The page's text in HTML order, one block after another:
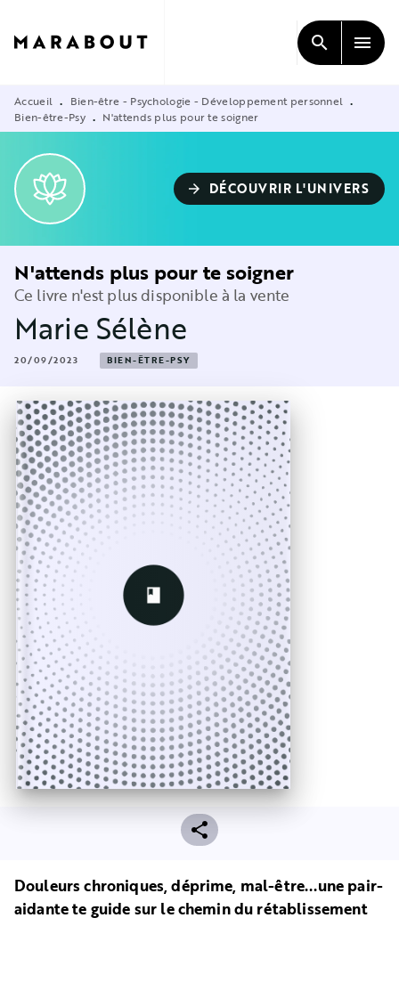
CONTENU
search menu
Accueil • Bien-être - Psychologie - Développement personnel •
Bien-être-Psy • N'attends plus pour te soigner
arrow_forward DÉCOUVRIR L'UNIVERS
N'attends plus pour te soigner
Ce livre n'est plus disponible à la vente
Marie Sélène
20/09/2023 BIEN-ÊTRE-PSY
Douleurs chroniques, déprime, mal-être...une pair-
aidante te guide sur le chemin du rétablissement